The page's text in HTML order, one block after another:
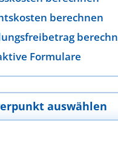
berechnen
Formulare
auswählen